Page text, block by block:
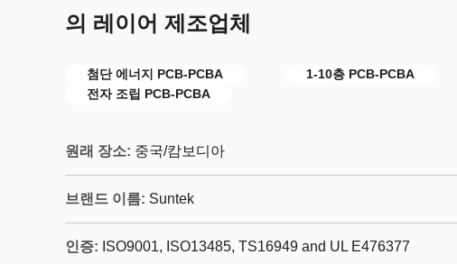
의 레이어 제조업체
첨단 에너지 PCB-PCBA
1-10층 PCB-PCBA
전자 조립 PCB-PCBA
원래 장소: 중국/캄보디아
브랜드 이름: Suntek
인증: ISO9001, ISO13485, TS16949 and UL E476377